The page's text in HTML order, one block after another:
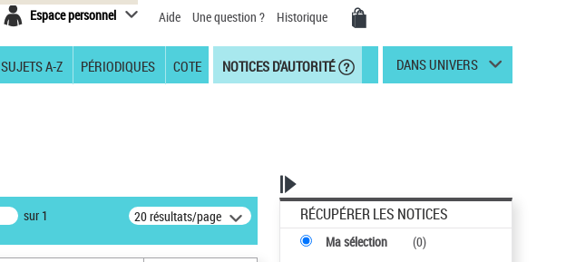
Espace personnel Aide Une question ? Historique
SUJETS A-Z PÉRIODIQUES COTE NOTICES D'AUTORITÉ DANS UNIVERS
sur 1 20 résultats/page RÉCUPÉRER LES NOTICES
Ma sélection (0)